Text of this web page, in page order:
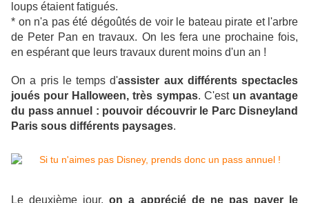
loups étaient fatigués.
* on n'a pas été dégoûtés de voir le bateau pirate et l'arbre
de Peter Pan en travaux. On les fera une prochaine fois,
en espérant que leurs travaux durent moins d'un an !
On a pris le temps d'assister aux différents spectacles
joués pour Halloween, très sympas. C'est un avantage
du pass annuel : pouvoir découvrir le Parc Disneyland
Paris sous différents paysages.
Le deuxième jour,on a apprécié de ne pas payer le